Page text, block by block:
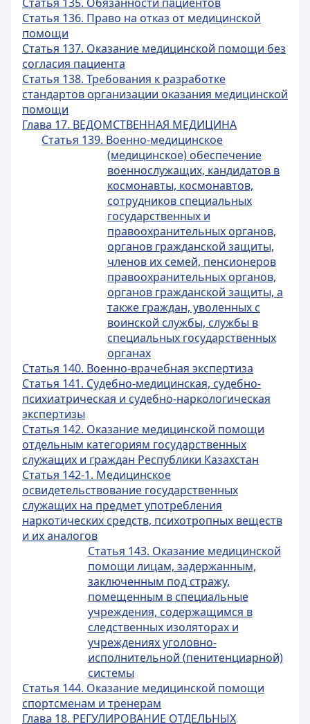
Статья 136. Право на отказ от медицинской
помощи
Статья 137. Оказание медицинской помощи без
согласия пациента
Статья 138. Требования к разработке
стандартов организации оказания медицинской
помощи
Глава 17. ВЕДОМСТВЕННАЯ МЕДИЦИНА
Статья 139. Военно-медицинское
(медицинское) обеспечение
военнослужащих, кандидатов в
космонавты, космонавтов,
сотрудников специальных
государственных и
правоохранительных органов,
органов гражданской защиты,
членов их семей, пенсионеров
правоохранительных органов,
органов гражданской защиты, а
также граждан, уволенных с
воинской службы, службы в
специальных государственных
органах
Статья 140. Военно-врачебная экспертиза
Статья 141. Судебно-медицинская, судебно-
психиатрическая и судебно-наркологическая
экспертизы
Статья 142. Оказание медицинской помощи
отдельным категориям государственных
служащих и граждан Республики Казахстан
Статья 142-1. Медицинское
освидетельствование государственных
служащих на предмет употребления
наркотических средств, психотропных веществ
и их аналогов
Статья 143. Оказание медицинской
помощи лицам, задержанным,
заключенным под стражу,
помещенным в специальные
учреждения, содержащимся в
следственных изоляторах и
учреждениях уголовно-
исполнительной (пенитенциарной)
системы
Статья 144. Оказание медицинской помощи
спортсменам и тренерам
Глава 18. РЕГУЛИРОВАНИЕ ОТДЕЛЬНЫХ